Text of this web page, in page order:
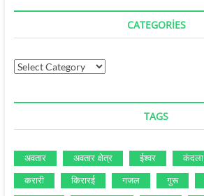
CATEGORIES
Categories
TAGS
अवतार अवतार क्षेत्र ईश्‍वर कंदला
करारी किरारई गजल गुरू